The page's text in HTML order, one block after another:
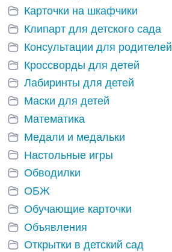
Карточки на шкафчики
Клипарт для детского сада
Консультации для родителей
Кроссворды для детей
Лабиринты для детей
Маски для детей
Математика
Медали и медальки
Настольные игры
Обводилки
ОБЖ
Обучающие карточки
Объявления
Открытки в детский сад